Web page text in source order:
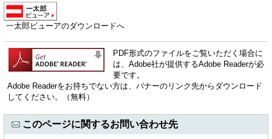
一太郎ビューアのダウンロードへ
PDF形式のファイルをご覧いただく場合に
は、Adobe社が提供するAdobe Readerが必
要です。
Adobe Readerをお持ちでない方は、バナーのリンク先からダウンロード
してください。（無料）
このページに関するお問い合わせ先